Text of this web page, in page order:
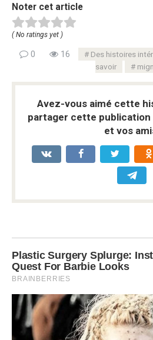
Noter cet article
( No ratings yet )
0 16 Des histoires
savoir
Avez-vous aimé cette
partager cette
et vos